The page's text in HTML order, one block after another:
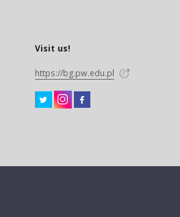
Visit us!
https://bg.pw.edu.pl